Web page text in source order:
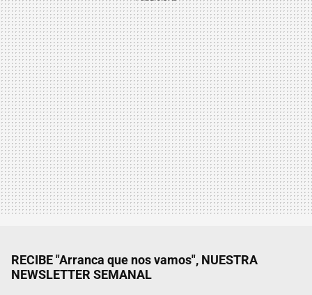
RECIBE "Arranca que nos vamos", NUESTRA
NEWSLETTER SEMANAL